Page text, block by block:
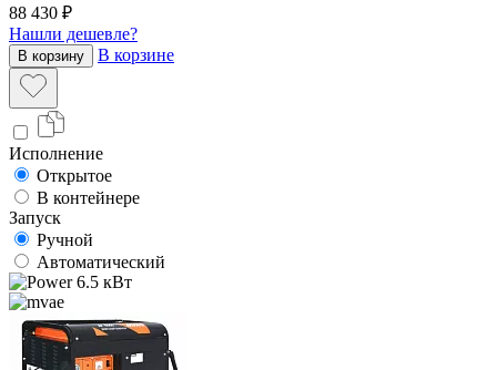
88 430 ₽
Нашли дешевле?
В корзину В корзине
Исполнение
Открытое
В контейнере
Запуск
Ручной
Автоматический
6.5 кВт